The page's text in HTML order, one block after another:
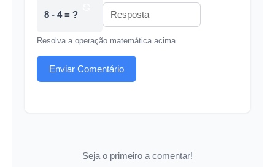
8 - 4 = ?
Resolva a operação matemática acima
Enviar Comentário
Seja o primeiro a comentar!